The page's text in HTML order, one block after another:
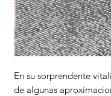
En su sorprendente
de algunas